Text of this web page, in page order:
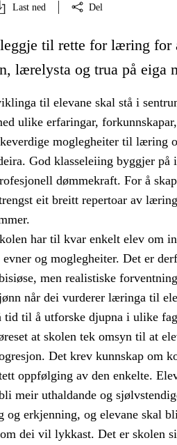
Last ned Del
til rette for læring for
lærelysta og trua på eiga
til elevane skal stå i
ulike erfaringar,
moglegheiter til læring
God klasseleiing byggjer
dømmekraft. For å
eit breitt repertoar av
har til kvar enkelt elev om
og moglegheiter. Det er
men realistiske
når dei vurderer læringa til
tid til å utforske djupna i ulike
at skolen tek omsyn til at
Det krev kunnskap om
oppfølging av den enkelte.
meir uthaldande og
erkjenning, og elevane skal
dei vil lykkast. Det er skolen